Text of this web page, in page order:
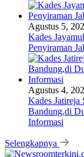
Agustus 5,
Kades
Penyiraman
Agustus 4,
Kades
Bandung,di
Informasi
Selengkapnya